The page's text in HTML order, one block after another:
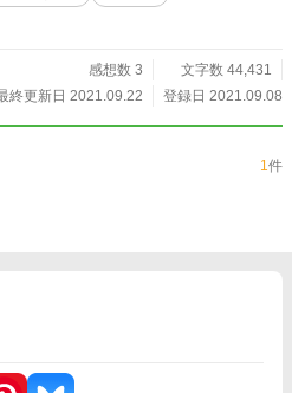
感想数 3
文字数 44,431
終更新日 2021.09.22
登録日 2021.09.08
1件